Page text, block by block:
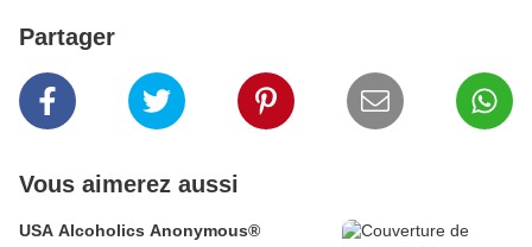
Partager
Vous aimerez aussi
USA Alcoholics Anonymous®